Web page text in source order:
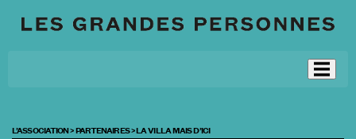
L’ASSOCIATION >PARTENAIRES >LA VILLA MAIS D’ICI